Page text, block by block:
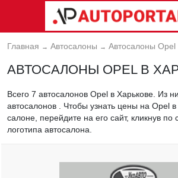
Главная → Автосалоны → Автосалоны Opel
АВТОСАЛОНЫ OPEL В
Всего 7 автосалонов Opel в Харькове. Из
автосалонов . Чтобы узнать цены на Opel
салоне, перейдите на его сайт, кликнув по
логотипа автосалона.